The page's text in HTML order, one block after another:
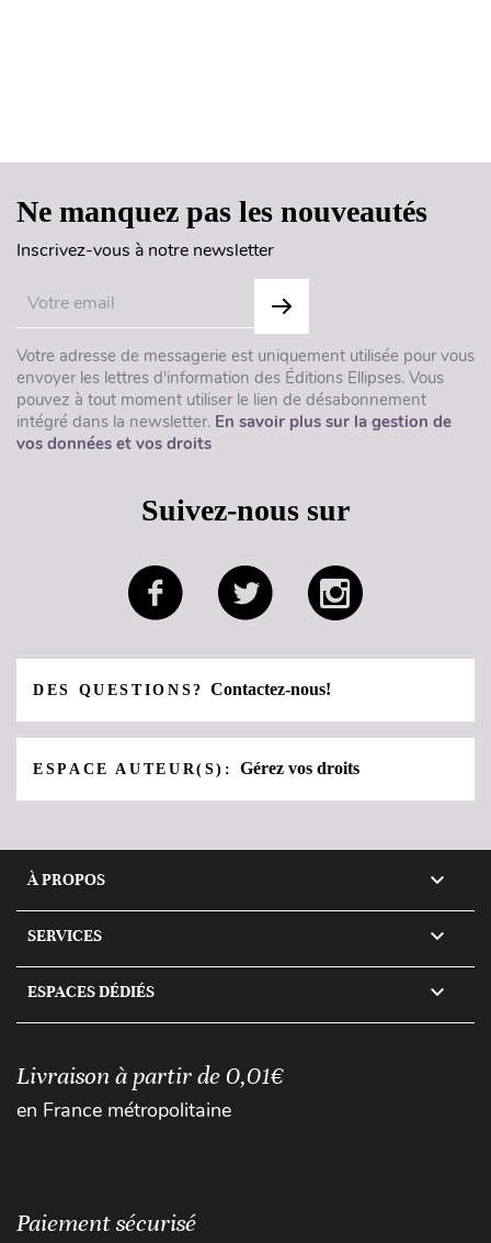
Ne manquez pas les nouveautés
Inscrivez-vous à notre newsletter
Votre adresse de messagerie est uniquement utilisée pour vous
envoyer les lettres d'information des Éditions Ellipses. Vous
pouvez à tout moment utiliser le lien de désabonnement
intégré dans la newsletter. En savoir plus sur la gestion de
vos données et vos droits
Suivez-nous sur
DES QUESTIONS?Contactez-nous!
ESPACE AUTEUR(S):Gérez vos droits
À PROPOS 
SERVICES 
ESPACES DÉDIÉS 
Livraison à partir de 0,01€
en France métropolitaine
Paiement sécurisé